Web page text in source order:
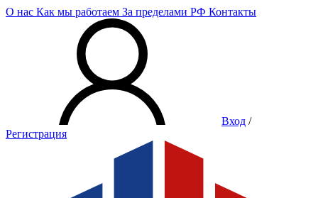
О нас Как мы работаем За пределами РФ Контакты
Вход /
Регистрация